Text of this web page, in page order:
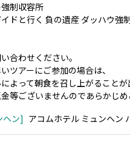
制収容所
ドと行く 負の遺産 ダッハウ強
合わせください。
ツアーにご参加の場合は、
よって朝食を召し上がることが
等ございませんのであらかじめ
ヘン アコムホテル ミュンヘン